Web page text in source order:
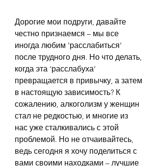
Дорогие мои подруги, давайте
честно признаемся – мы все
иногда любим 'расслабиться'
после трудного дня. Но что делать,
когда эта 'расслабуха'
превращается в привычку, а затем
в настоящую зависимость? К
сожалению, алкоголизм у женщин
стал не редкостью, и многие из
нас уже сталкивались с этой
проблемой. Но не отчаивайтесь,
ведь сегодня я хочу поделиться с
вами своими находками – лучшие